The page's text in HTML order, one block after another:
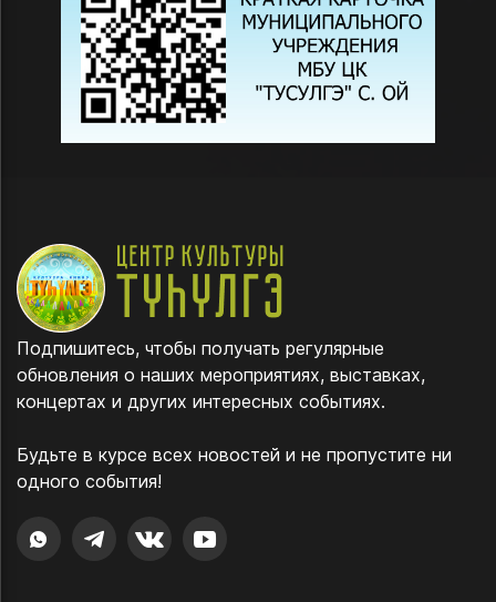
Подпишитесь, чтобы получать регулярные
обновления о наших мероприятиях, выставках,
концертах и других интересных событиях.
Будьте в курсе всех новостей и не пропустите ни
одного события!